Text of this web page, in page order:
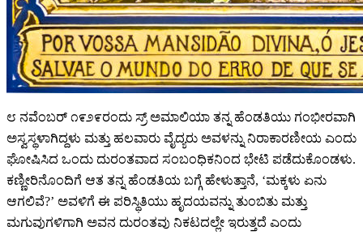
೮ ನವೆಂಬರ್ ೧೯೨೯ರಂದು ಸ್ರ್ ಅಮಾಲಿಯಾ ತನ್ನ ಹೆಂಡತಿಯು ಗಂಭೀರವಾಗಿ
ಅಸ್ವಸ್ಥಳಾಗಿದ್ದಳು ಮತ್ತು ಹಲವಾರು ವೈದ್ಯರು ಅವಳನ್ನು ನಿರಾಕಾರಣೀಯ ಎಂದು
ಘೋಷಿಸಿದ ಒಂದು ದುರಂತವಾದ ಸಂಬಂಧಿಕನಿಂದ ಭೇಟಿ ಪಡೆದುಕೊಂಡಳು.
ಕಣ್ಣೀರಿನೊಂದಿಗೆ ಆತ ತನ್ನ ಹೆಂಡತಿಯ ಬಗ್ಗೆ ಹೇಳುತ್ತಾನೆ, ‘ಮಕ್ಕಳು ಏನು
ಆಗಲಿವೆ?’ ಅವಳಿಗೆ ಈ ಪರಿಸ್ಥಿತಿಯು ಹೃದಯವನ್ನು ತುಂಬಿತು ಮತ್ತು
ಮಗುವುಗಳಿಗಾಗಿ ಅವನ ದುರಂತವು ನಿಕಟದಲ್ಲೇ ಇರುತ್ತದೆ ಎಂದು